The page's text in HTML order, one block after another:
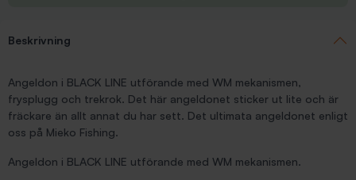
Beskrivning
Angeldon i BLACK LINE utförande med WM mekanismen,
frysplugg och trekrok. Det här angeldonet sticker ut lite och är
fräckare än allt annat du har sett. Det ultimata angeldonet enligt
oss på Mieko Fishing.
Angeldon i BLACK LINE utförande med WM mekanismen.